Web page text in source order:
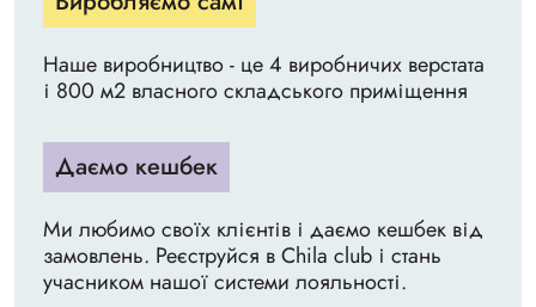
Наше виробництво - це 4 виробничих верстата
і 800 м2 власного складського приміщення
Даємо кешбек
Ми любимо своїх клієнтів і даємо кешбек від
замовлень. Реєструйся в Chila club і стань
учасником нашої системи лояльності.